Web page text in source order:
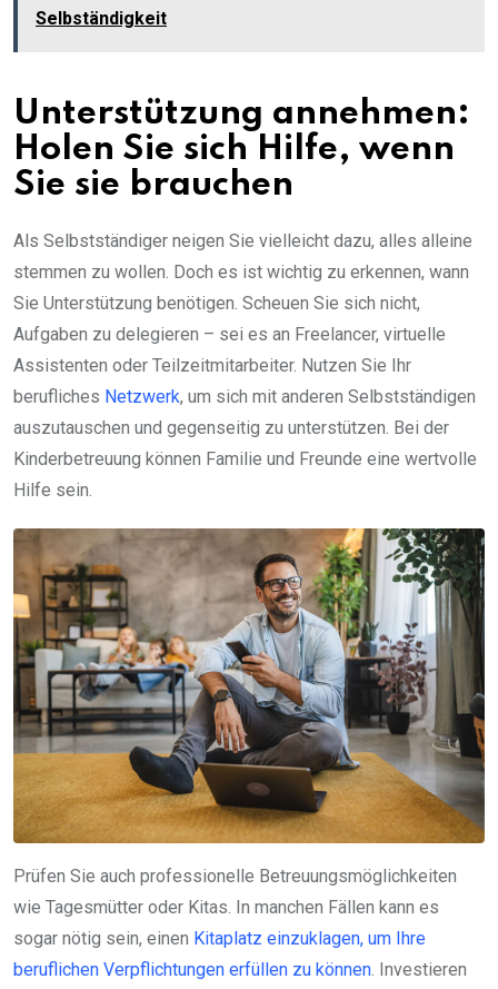
Selbständigkeit
Unterstützung annehmen:
Holen Sie sich Hilfe, wenn
Sie sie brauchen
Als Selbstständiger neigen Sie vielleicht dazu, alles alleine
stemmen zu wollen. Doch es ist wichtig zu erkennen, wann
Sie Unterstützung benötigen. Scheuen Sie sich nicht,
Aufgaben zu delegieren – sei es an Freelancer, virtuelle
Assistenten oder Teilzeitmitarbeiter. Nutzen Sie Ihr
berufliches Netzwerk, um sich mit anderen Selbstständigen
auszutauschen und gegenseitig zu unterstützen. Bei der
Kinderbetreuung können Familie und Freunde eine wertvolle
Hilfe sein.
Prüfen Sie auch professionelle Betreuungsmöglichkeiten
wie Tagesmütter oder Kitas. In manchen Fällen kann es
sogar nötig sein, einen Kitaplatz einzuklagen, um Ihre
beruflichen Verpflichtungen erfüllen zu können. Investieren